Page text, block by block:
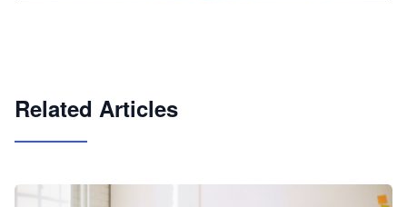
Related Articles